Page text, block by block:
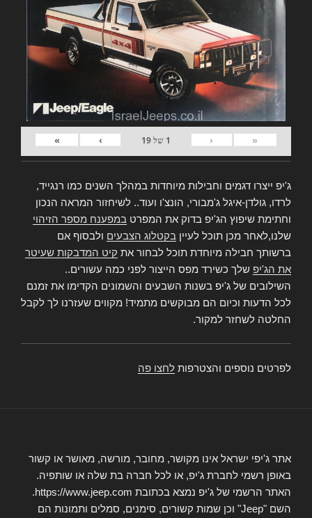
«
‹
1 של19
›
»
ג'יפ ייצרו דגמים וחבילות מיוחדות במהלך השנים כמו רנגייד,
לרדו, גולדן-איגל ג'מבורי, הונצ'ו ועוד.. לשיחזור המראה הנכון
וחתימת שיפוץ הג'יפ בדוק את המפרט במפענח מספר הזיהוי
שלנו,לאחר מכן תוכל לעיין בקטלוג הצבעים ולבסוף אם
ברשותך חבילה מיוחדת תוכל לבחור את קיט המדבקות שעיטר
את הג'יפ שלך כשירד מפס הייצור לפני כמה עשורים..
השילובים של ג'יפ בשנות השבעים והשמונים הקדימו את זמנם
לכל הדעות וכיום הם מבוקשים מתמיד! מקווים שעזרנו לך לקבל
החלטה לשחזר למקור.
לפרטים נוספים והצטרפות לחצו פה
אתר ג'יפי ישראל אינו מקושר, מחובר, מורשה, מאושר או קשור
באופן רשמי לחברת ג'יפ, או לכל חברה בת שלה או שותפיה.
האתר הרשמי של ג'יפ נמצא בכתובת https://www.jeep.com.
השם "Jeep" וכן שמות קשורים, סימנים, סמלים ותמונות הם